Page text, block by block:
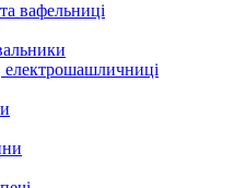
вафельниці
електрошашличниці